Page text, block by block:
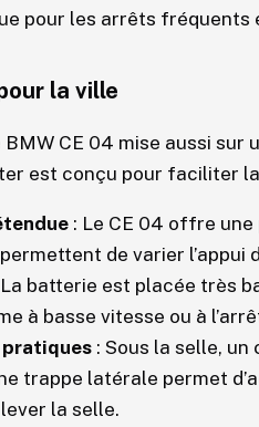
pour les arrêts fréquents
la ville
CE 04 mise aussi
est conçu pour faciliter
: Le CE 04 offre
de varier l’appui
batterie est placée très
à basse vitesse ou à
pratiques : Sous la selle,
trappe latérale permet
la selle.